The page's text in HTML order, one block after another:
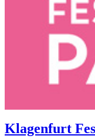
Klagenfurt